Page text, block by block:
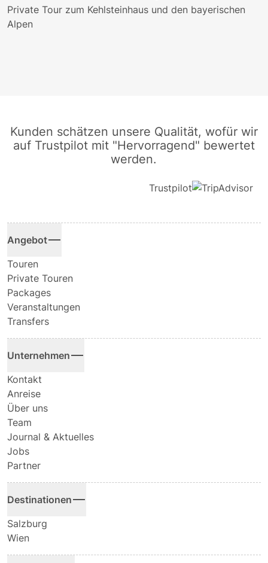
Private Tour zum Kehlsteinhaus und den bayerischen
Alpen
Kunden schätzen unsere Qualität, wofür wir
auf Trustpilot mit "Hervorragend" bewertet
werden.
Trustpilot
Angebot
Touren
Private Touren
Packages
Veranstaltungen
Transfers
Unternehmen
Kontakt
Anreise
Über uns
Team
Journal & Aktuelles
Jobs
Partner
Destinationen
Salzburg
Wien